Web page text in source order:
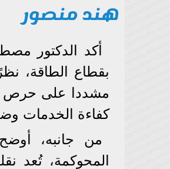
هند منصور
أكد الدكتور
بقطاع الطاقة،
مشددا على حرص
كفاءة الخدمات
من جانبه،
المحوكمة، تُعد